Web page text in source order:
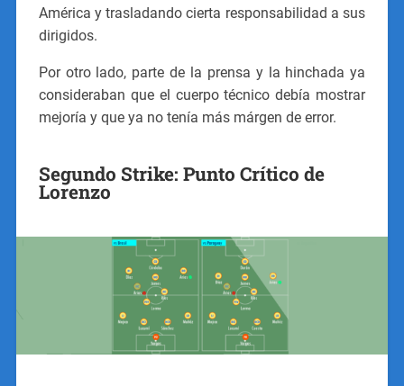
América y trasladando cierta responsabilidad a sus
dirigidos.
Por otro lado, parte de la prensa y la hinchada ya
consideraban que el cuerpo técnico debía mostrar
mejoría y que ya no tenía más márgen de error.
Segundo Strike: Punto Crítico de
Lorenzo